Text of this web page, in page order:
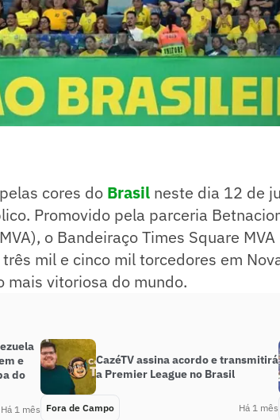
cores do Brasil neste dia 12 de
Promovido pela parceria
o Bandeiraço Times Square MVA
mil e cinco mil torcedores em
mais vitoriosa do mundo.
e
do
Há 1 mês
CazéTV assina acordo e transmitirá
a Premier League no Brasil
Fora de Campo Há 1 mês